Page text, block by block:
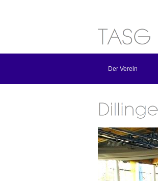
Der Verein